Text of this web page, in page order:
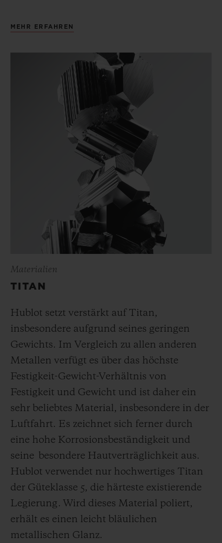
MEHR ERFAHREN
Materialien
TITAN
Hublot setzt verstärkt auf Titan,
insbesondere aufgrund seines geringen
Gewichts. Im Vergleich zu allen anderen
Metallen verfügt es über das höchste
Festigkeit-Gewicht-Verhältnis von
Festigkeit und Gewicht und ist daher ein
sehr beliebtes Material, insbesondere in der
Luftfahrt. Es zeichnet sich ferner durch
eine hohe Korrosionsbeständigkeit und
seine besondere Hautverträglichkeit aus.
Hublot verwendet nur hochwertiges Titan
der Güteklasse 5, die härteste existierende
Legierung. Wird dieses Material poliert,
erhält es einen leicht bläulichen
metallischen Glanz.